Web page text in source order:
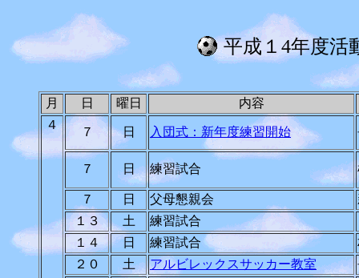
平成１4年度活
月 日 曜日
内容
４
７ 日 入団式：新年度練習開始
７ 日 練習試合
７ 日 父母懇親会
１３
土 練習試合
１４
日 練習試合
２０
土 アルビレックスサッカー教室